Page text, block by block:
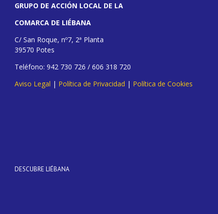
GRUPO DE ACCIÓN LOCAL DE LA
COMARCA DE LIÉBANA
C/ San Roque, nº7, 2ª Planta
39570 Potes
Teléfono: 942 730 726 / 606 318 720
Aviso Legal | Política de Privacidad | Política de Cookies
DESCUBRE LIÉBANA